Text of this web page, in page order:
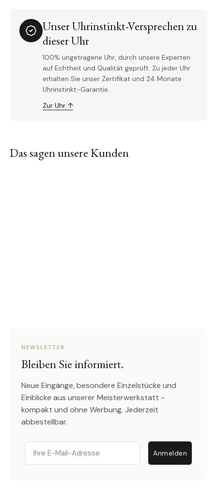
Unser Uhrinstinkt-Versprechen zu
dieser Uhr
100% ungetragene Uhr, durch unsere Experten
auf Echtheit und Qualität geprüft. Zu jeder Uhr
erhalten Sie unser Zertifikat und 24 Monate
Uhrinstinkt-Garantie.
Zur Uhr ↑
Das sagen unsere Kunden
NEWSLETTER
Bleiben Sie informiert.
Neue Eingänge, besondere Einzelstücke und
Einblicke aus unserer Meisterwerkstatt -
kompakt und ohne Werbung. Jederzeit
abbestellbar.
Email
Anmelden